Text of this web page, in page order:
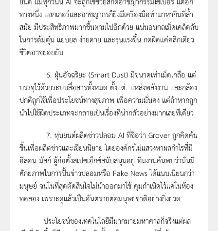
ทางหนึ่ง แฮกเกอร์และอาชญากรก็ยิ่งมีเครื่องมือทำมาหากินที่ล้ำ
สมัย มีประสิทธิภาพมากขึ้นตามไปอีกด้วย แน่นอนกลเม็ดเคล็ดลับ
ในการต้มตุ๋น แยบยล ง่ายดาย และรุนแรงขึ้น กดผิดแค่คลิกเดียว
ชีวิตอาจย่อยยับ
6. ฝุ่นอัจฉริยะ (Smart Dust) มีขนาดเท่าเม็ดเกลือ แต่
บรรจุไว้ด้วยระบบสื่อสารทั้งหมด ตั้งแต่ แหล่งพลังงาน และกล้อง
ปกติถูกใช้เพื่อประโยชน์ทางสุขภาพ เพื่อความมั่นคง แต่ถ้าหากถูก
นำไปใช้ผิดประเภทจะกลายเป็นเรื่องที่น่ากลัวอย่างมากเลยทีเดียว
7. หุ่นยนต์ผลิตข่าวปลอม AI ที่ชื่อว่า Grover ถูกคิดค้น
ขึ้นเพื่อผลิตข่าวและเขียนนิยาย โดยองค์กรไม่แสวงหาผลกำไรที่มี
อีลอน มัสก์ ผู้ก่อตั้งสเปซเอ็กซ์สนับสนุนอยู่ ทีมงานค้นพบว่ามันมี
ศักยภาพในการปั้นข่าวปลอมหรือ Fake News ได้แนบเนียนกว่า
มนุษย์ จนในที่สุดตัดสินใจไม่นำออกมาใช้ คุมกำเนิดไว้แค่ในห้อง
ทดลอง เพราะดูแล้วเป็นอันตรายต่อมนุษยชาติอย่างยิ่งยวด
ประโยชน์ของเทคโนโลยีมีมากมายมหาศาลก็จริงแต่ผล